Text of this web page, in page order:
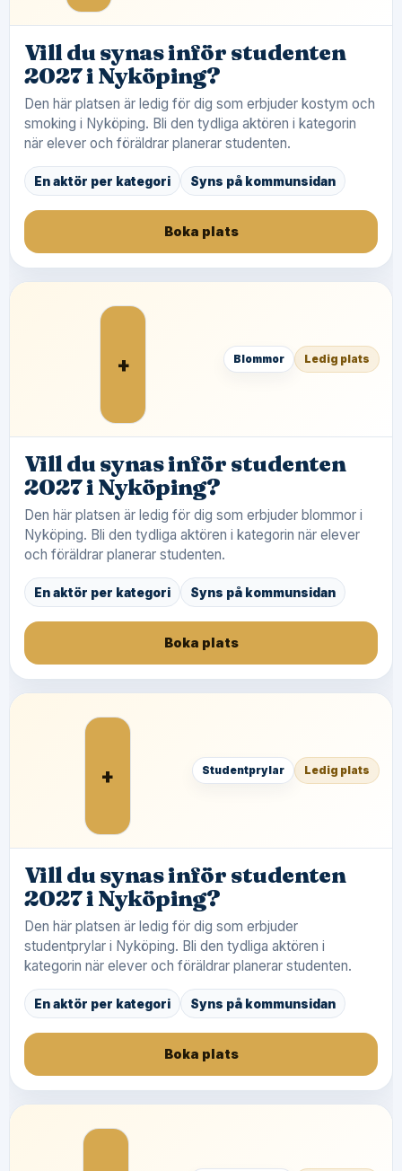
Vill du synas inför studenten
2027 i Nyköping?
Den här platsen är ledig för dig som erbjuder kostym och
smoking i Nyköping. Bli den tydliga aktören i kategorin
när elever och föräldrar planerar studenten.
En aktör per kategori Syns på kommunsidan
Boka plats
+ Blommor Ledig plats
Vill du synas inför studenten
2027 i Nyköping?
Den här platsen är ledig för dig som erbjuder blommor i
Nyköping. Bli den tydliga aktören i kategorin när elever
och föräldrar planerar studenten.
En aktör per kategori Syns på kommunsidan
Boka plats
+ Studentprylar Ledig plats
Vill du synas inför studenten
2027 i Nyköping?
Den här platsen är ledig för dig som erbjuder
studentprylar i Nyköping. Bli den tydliga aktören i
kategorin när elever och föräldrar planerar studenten.
En aktör per kategori Syns på kommunsidan
Boka plats